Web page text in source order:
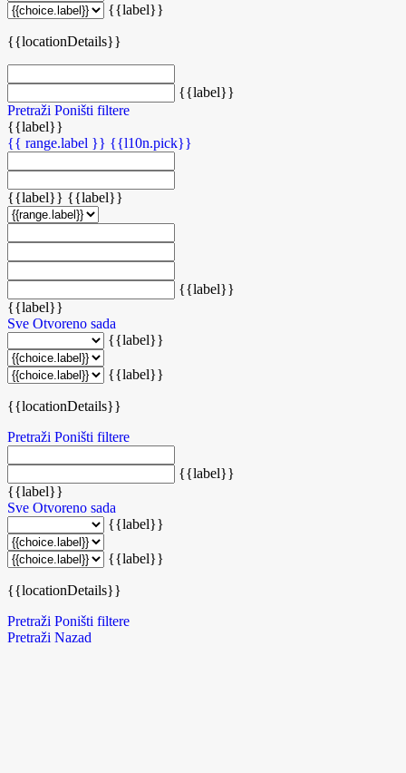
{{label}}
{{locationDetails}}
{{label}}
Pretraži Poništi filtere
{{label}}
{{ range.label }} {{l10n.pick}}
{{label}} {{label}}
{{label}}
{{label}}
Sve Otvoreno sada
{{label}}
{{label}}
{{locationDetails}}
Pretraži Poništi filtere
{{label}}
{{label}}
Sve Otvoreno sada
{{label}}
{{label}}
{{locationDetails}}
Pretraži Poništi filtere
Pretraži Nazad